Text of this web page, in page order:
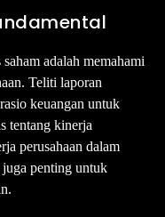
adalah memahami
Teliti laporan
keuangan untuk
tentang kinerja
perusahaan dalam
penting untuk